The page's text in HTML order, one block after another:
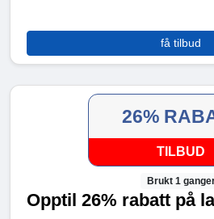
få tilbud
26%
TILBUD
Brukt 1
Opptil 26% rabatt på